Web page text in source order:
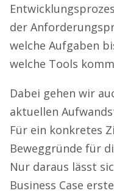
der
welche Aufgaben
welche Tools
Dabei gehen wir
aktuellen
Für ein konkretes
Beweggründe für
Nur daraus lässt
Business Case